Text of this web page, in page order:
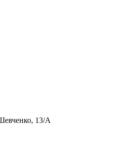
13/А